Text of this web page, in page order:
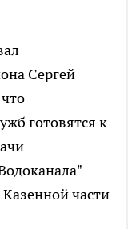
Сергей
готовятся к
части